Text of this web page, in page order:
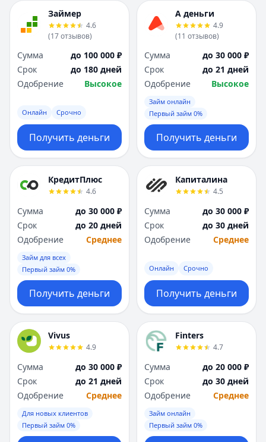
Займер
4.6
(17отзывов)
Сумма
до 100 000 ₽
Срок
до 180 дней
Одобрение
Высокое
Онлайн Срочно
Получить деньги
А деньги
4.9
(11 отзывов)
Сумма
до 30 000 ₽
Срок
до 21 дней
Одобрение
Высокое
Займ онлайн
Первый займ 0%
Получить деньги
КредитПлюс
4.6
Сумма
до 30 000 ₽
Срок
до 20 дней
Одобрение
Среднее
Займ для всех
Первый займ 0%
Получить деньги
Капиталина
4.5
Сумма
до 30 000 ₽
Срок
до 30 дней
Одобрение
Среднее
Онлайн Срочно
Получить деньги
Vivus
4.9
Сумма
до 30 000 ₽
Срок
до 21 дней
Одобрение
Среднее
Для новых клиентов
Первый займ 0%
Finters
4.7
Сумма
до 20 000 ₽
Срок
до 30 дней
Одобрение
Среднее
Займ онлайн
Первый займ 0%